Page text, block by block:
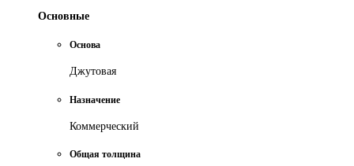
Основные
Основа
Джутовая
Назначение
Коммерческий
Общая толщина